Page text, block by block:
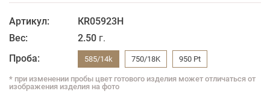
Артикул:
КR05923H
Вес:
2.50 г.
Проба:
585/14k 750/18K 950 Pt
* при изменении пробы цвет готового изделия может отличаться от
изображения изделия на фото